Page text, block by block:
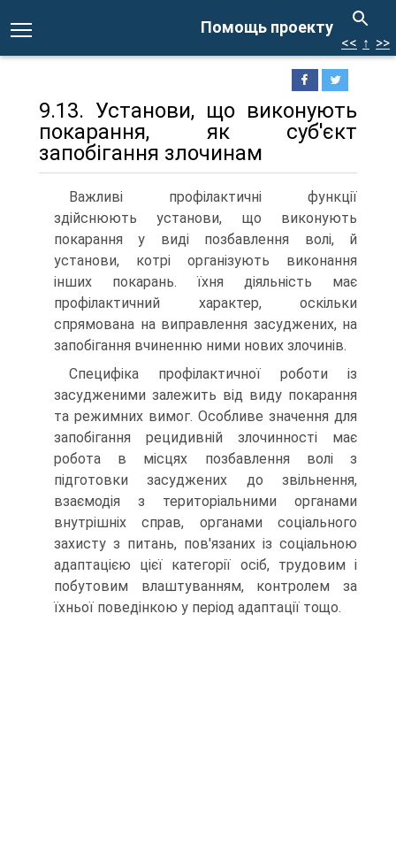
Помощь проекту
<< ↑ >>
9.13. Установи, що виконують
покарання, як суб'єкт
запобігання злочинам
Важливі профілактичні функції
здійснюють установи, що виконують
покарання у виді позбавлення волі, й
установи, котрі організують виконання
інших покарань. їхня діяльність має
профілактичний характер, оскільки
спрямована на виправлення засуджених, на
запобігання вчиненню ними нових злочинів.
Специфіка профілактичної роботи із
засудженими залежить від виду покарання
та режимних вимог. Особливе значення для
запобігання рецидивній злочинності має
робота в місцях позбавлення волі з
підготовки засуджених до звільнення,
взаємодія з територіальними органами
внутрішніх справ, органами соціального
захисту з питань, пов'язаних із соціальною
адаптацією цієї категорії осіб, трудовим і
побутовим влаштуванням, контролем за
їхньої поведінкою у період адаптації тощо.